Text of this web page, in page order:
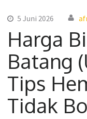
5 Juni 2026
Harga
Batang
Tips
Tidak